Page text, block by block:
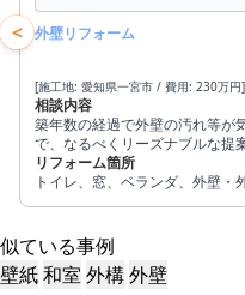
<
外壁リフォーム
[施工地: 愛知県一宮市 / 費用: 230万円]
相談内容
築年数の経過で外壁の汚れ等が
で、なるべくリーズナブルな提
リフォーム箇所
トイレ、窓、ベランダ、外壁・
似ている事例
壁紙和室 外構外壁